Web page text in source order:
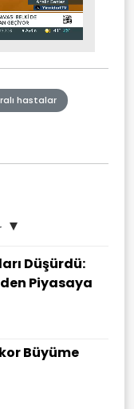
hastalar
Düşürdü:
Piyasaya
Büyüme